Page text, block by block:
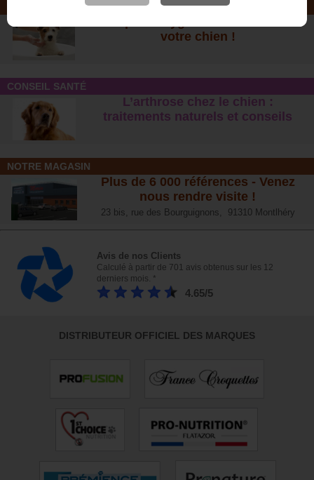
SOINS ET SHAMPOOING
votre chien !
CONSEIL SANTÉ
L’arthrose chez le chien :
traitements naturels et conseil s
NOTRE MAGASIN
Plus de 6 000 références - Venez
nous rendre visite !
23 bis, rue des Bourguignons, 91310 Montlhéry
Avis de nos Clients
Calculé à partir de 701 avis obtenus sur les 12
derniers mois. *
4.65/5
DISTRIBUTEUR OFFICIEL DES MARQUES